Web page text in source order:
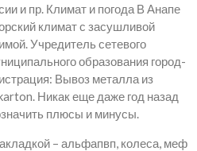
и пр. Климат и погода В Анапе
климат с засушливой
Учредитель сетевого
образования город-
Вывоз металла из
Никак еще даже год назад
плюсы и минусы.
– альфапвп, колеса, меф